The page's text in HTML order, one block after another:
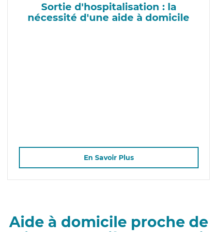
Sortie d'hospitalisation : la
nécessité d'une aide à domicile
En Savoir Plus
Aide à domicile proche de